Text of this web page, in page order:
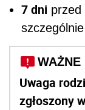
7 dni przed
WAŻNE
Uwaga
zgłoszony